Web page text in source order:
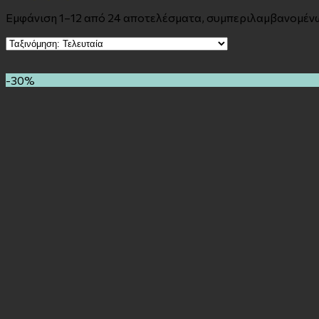
Εμφάνιση 1–12 από 24 αποτελέσματα,
-30%